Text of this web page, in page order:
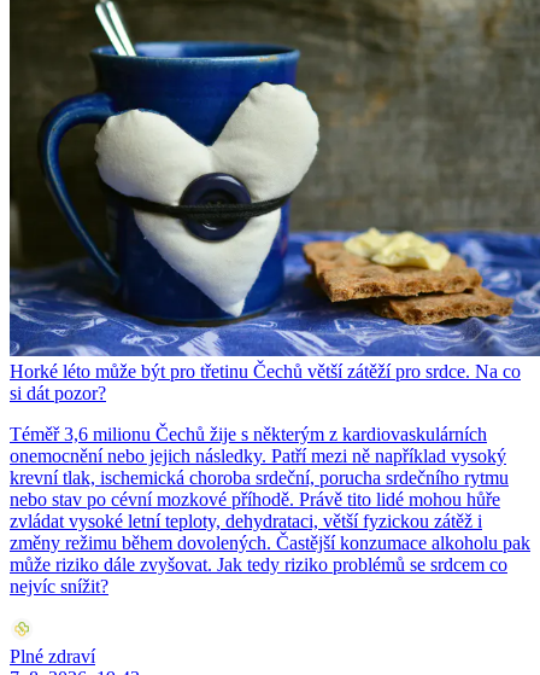
Horké léto může být pro třetinu Čechů větší zátěží pro srdce. Na co
si dát pozor?
Téměř 3,6 milionu Čechů žije s některým z kardiovaskulárních
onemocnění nebo jejich následky. Patří mezi ně například vysoký
krevní tlak, ischemická choroba srdeční, porucha srdečního rytmu
nebo stav po cévní mozkové příhodě. Právě tito lidé mohou hůře
zvládat vysoké letní teploty, dehydrataci, větší fyzickou zátěž i
změny režimu během dovolených. Častější konzumace alkoholu pak
může riziko dále zvyšovat. Jak tedy riziko problémů se srdcem co
nejvíc snížit?
Plné zdraví